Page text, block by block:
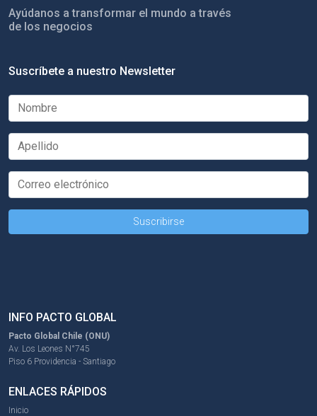
Ayúdanos a transformar el mundo a través
de los negocios
Suscríbete a nuestro Newsletter
INFO PACTO GLOBAL
Pacto Global Chile (ONU)
Av. Los Leones N°745
Piso 6 Providencia - Santiago
ENLACES RÁPIDOS
Inicio